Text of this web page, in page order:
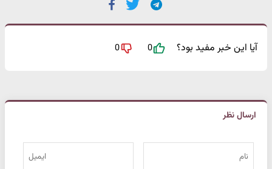
آیا این خبر مفید بود؟ 0
0
ارسال نظر